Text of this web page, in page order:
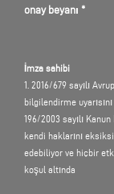
75417 Mühlacker
adresinden veya
yoluyla ulaşabilirsiniz.
2. Sistem dahilindeki
İnternet tarayıcınız,
kendi Web
onay beyanı *
İmza sahibi
1. 2016/679 sayılı
bilgilendirme
196/2003 sayılı
kendi haklarını
edebiliyor ve hiçbir
koşul altında